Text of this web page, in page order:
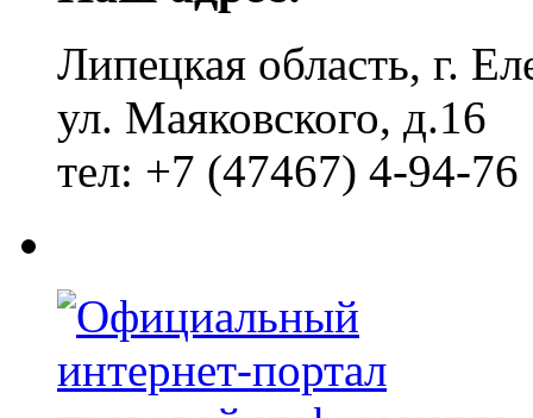
Липецкая область, г.
ул. Маяковского, д.16
тел: +7 (47467) 4-94-76